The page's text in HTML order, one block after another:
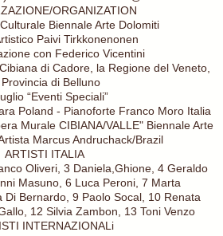
ORGANIZATION
Biennale Arte Dolomiti
Paivi Tirkkonenonen
con Federico Vicentini
di Cadore, la Regione del Veneto,
Provincia di Belluno
“Eventi Speciali”
Poland - Pianoforte Franco Moro Italia
Murale CIBIANA/VALLE" Biennale Arte
Marcus Andruchack/Brazil
ARTISTI ITALIA
Oliveri, 3 Daniela,Ghione, 4 Geraldo
Masuno, 6 Luca Peroni, 7 Marta
Di Bernardo, 9 Paolo Socal, 10 Renata
12 Silvia Zambon, 13 Toni Venzo
INTERNAZIONALi